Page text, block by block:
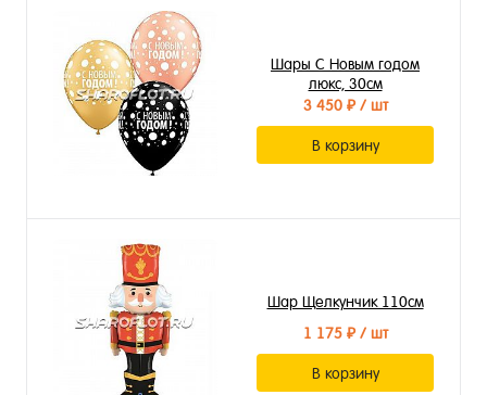
Шары С Новым годом
люкс, 30см
3 450 ₽/ шт
В корзину
Шар Щелкунчик 110см
1 175 ₽/ шт
В корзину